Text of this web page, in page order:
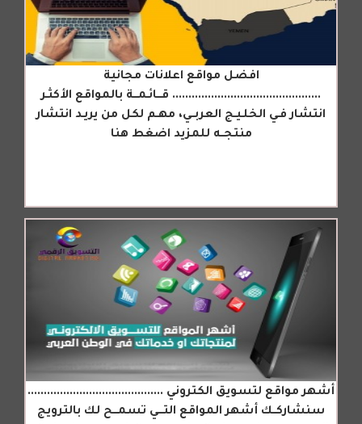
افضل مواقع اعلانات مجانية
.............................................. قـــائـمـــة بالمواقع الأكثـر
انتشار فـي الخلـيـج العربــي، مهـم لكل من يريـد انتشار
منتجــه للمزيد اضغط هنا
أشهر مواقع لتسويق الكتروني ..........................................
سنشاركــك أشهر المواقع التـــي تسمـــح لك بالترويج